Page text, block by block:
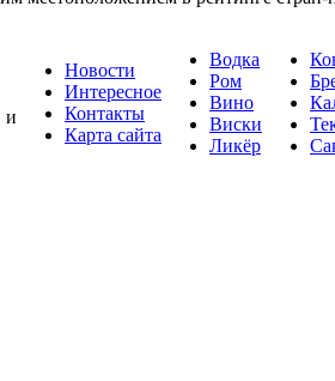
и
Новости
Интересное
Контакты
Карта сайта
Водка
Ром
Вино
Виски
Ликёр